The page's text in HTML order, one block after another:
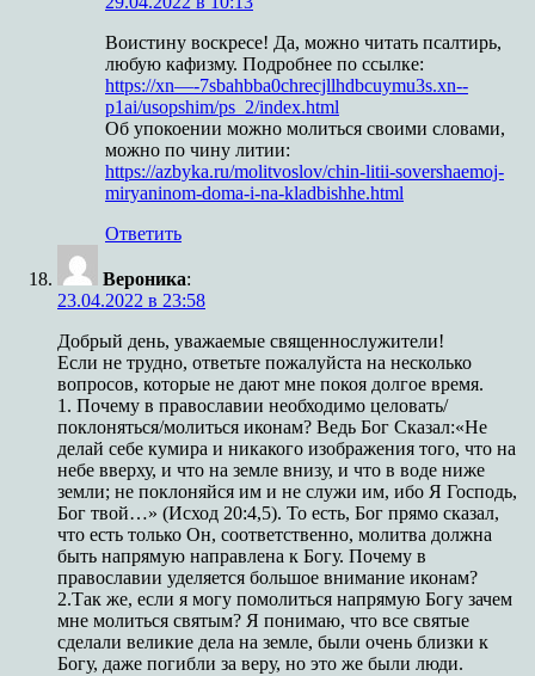
Воистину воскресе! Да, можно читать псалтирь,
любую кафизму. Подробнее по ссылке:
https://xn—-7sbahbba0chrecjllhdbcuymu3s.xn--
p1ai/usopshim/ps_2/index.html
Об упокоении можно молиться своими словами,
можно по чину литии:
https://azbyka.ru/molitvoslov/chin-litii-sovershaemoj-
miryaninom-doma-i-na-kladbishhe.html
Ответить
Вероника:
23.04.2022 в 23:58
Добрый день, уважаемые священнослужители!
Если не трудно, ответьте пожалуйста на несколько
вопросов, которые не дают мне покоя долгое время.
1. Почему в православии необходимо целовать/
поклоняться/молиться иконам? Ведь Бог Сказал:«Не
делай себе кумира и никакого изображения того, что на
небе вверху, и что на земле внизу, и что в воде ниже
земли; не поклоняйся им и не служи им, ибо Я Господь,
Бог твой…» (Исход 20:4,5). То есть, Бог прямо сказал,
что есть только Он, соответственно, молитва должна
быть напрямую направлена к Богу. Почему в
православии уделяется большое внимание иконам?
2.Так же, если я могу помолиться напрямую Богу зачем
мне молиться святым? Я понимаю, что все святые
сделали великие дела на земле, были очень близки к
Богу, даже погибли за веру, но это же были люди.